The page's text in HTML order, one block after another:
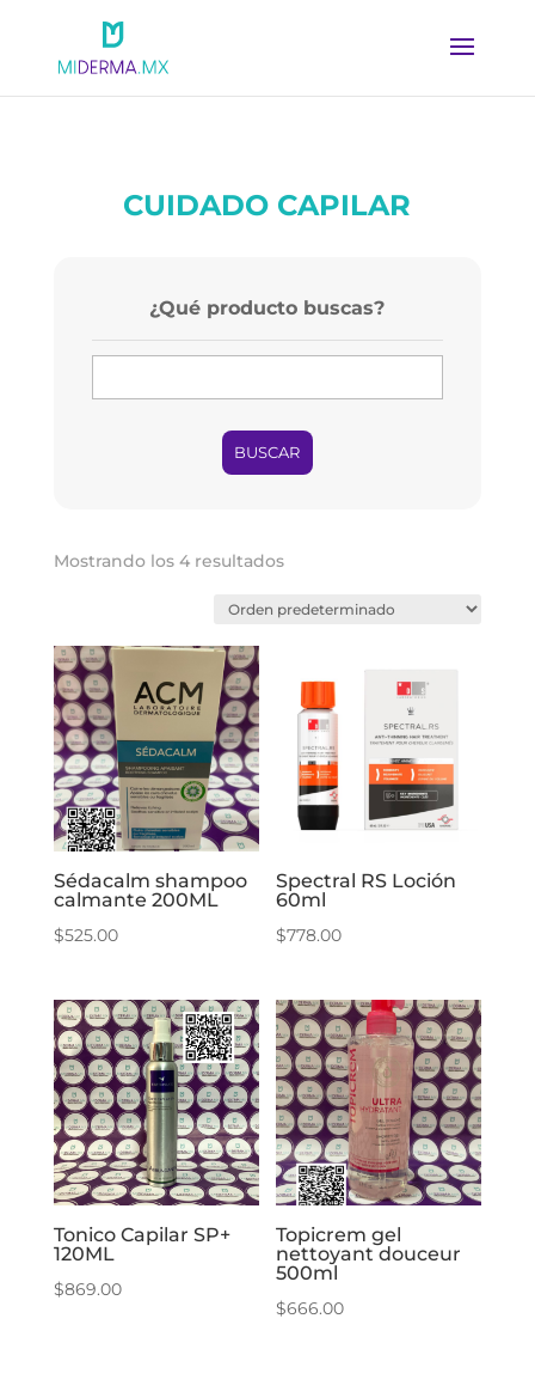
CUIDADO CAPILAR
¿Qué producto buscas?
BUSCAR
Mostrando los 4 resultados
Sédacalm shampoo
calmante 200ML
$525.00
Spectral RS Loción
60ml
$778.00
Tonico Capilar SP+
120ML
$869.00
Topicrem gel
nettoyant douceur
500ml
$666.00